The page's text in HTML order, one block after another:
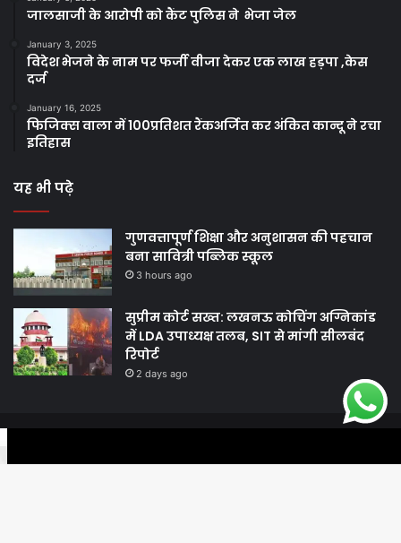
जालसाजी के आरोपी को कैंट पुलिस ने भेजा जेल
January 3, 2025
विदेश भेजने के नाम पर फर्जी वीजा देकर एक लाख हड़पा ,केस
दर्ज
January 16, 2025
फिजिक्स वाला में 100प्रतिशत रैंकअर्जित कर अंकित कान्दू ने रचा
इतिहास
यह भी पढ़े
गुणवत्तापूर्ण शिक्षा और अनुशासन की पहचान
बना सावित्री पब्लिक स्कूल
3 hours ago
सुप्रीम कोर्ट सख्त: लखनऊ कोचिंग अग्निकांड
में LDA उपाध्यक्ष तलब, SIT से मांगी सीलबंद
रिपोर्ट
2 days ago
Facebook Twitter WhatsApp Telegram Viber